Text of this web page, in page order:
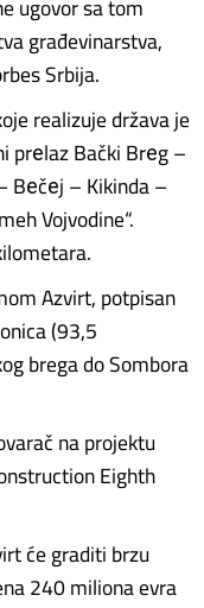
građevinarstva,
Srbija.
realizuje država je
prеlaz Bački Brеg –
Bеčеj – Kikinda –
Vojvodine“.
Azvirt, potpisan
(93,5
brega do Sombora
na projektu
Eighth
će graditi brzu
240 miliona evra